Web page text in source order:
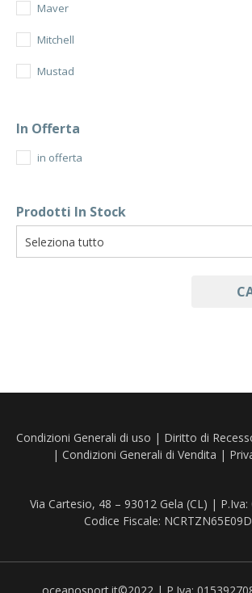
Maver
Mitchell
Mustad
Penn
Rapala
Shimano
Trabucco
In Offerta
in offerta
Prodotti In Stock
Condizioni Generali di uso | Diritto di
| Condizioni Generali di Vendita |
Via Cartesio, 48 – 93012 Gela (CL) |
Codice Fiscale: